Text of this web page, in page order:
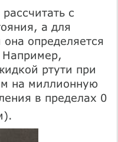
с
а для
определяется
Например,
ртути при
на миллионную
в пределах 0